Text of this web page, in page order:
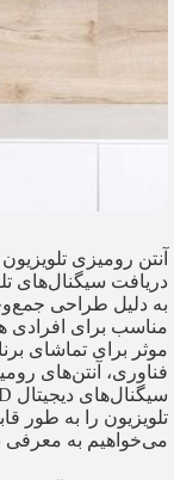
آنتن رومیزی
دریافت سیگنال‌های
به دلیل طراحی
مناسب برای افرادی
موثر برای تماشای
فناوری، آنتن‌های
تلویزیون را به طور
می‌خواهیم به معرفی